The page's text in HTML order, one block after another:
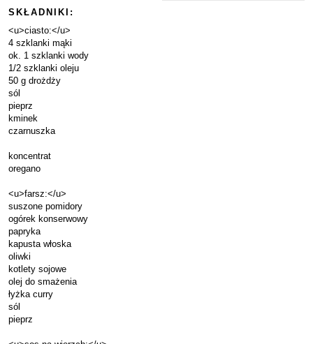
SKŁADNIKI:
<u>ciasto:</u>
4 szklanki mąki
ok. 1 szklanki wody
1/2 szklanki oleju
50 g drożdży
sól
pieprz
kminek
czarnuszka
koncentrat
oregano
<u>farsz:</u>
suszone pomidory
ogórek konserwowy
papryka
kapusta włoska
oliwki
kotlety sojowe
olej do smażenia
łyżka curry
sól
pieprz